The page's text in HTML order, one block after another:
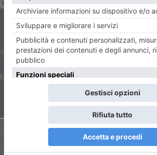
ARTICOLO PRECEDENTE
Le notti del vino